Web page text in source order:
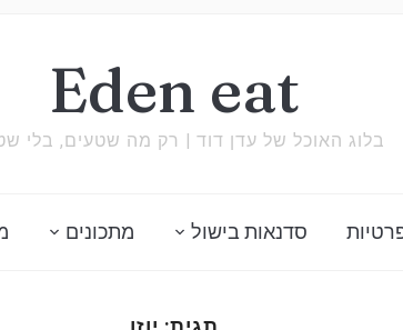
Eden eat
בלוג האוכל של עדן דוד | רק מה שטעים, בלי
סדנאות בישול מתכונים